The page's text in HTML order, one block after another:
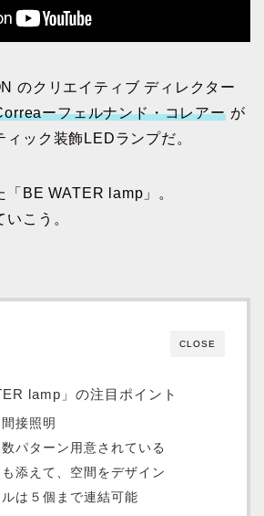
のクリエイティブ ディレクター
ーフェルナンド・コレアーが
ック装飾LEDランプだ。
BE WATER lamp」。
こう。
CLOSE
lamp」の注目ポイント
接照明
パターン用意されている
添えて、空間をデザイン
は５個まで連結可能